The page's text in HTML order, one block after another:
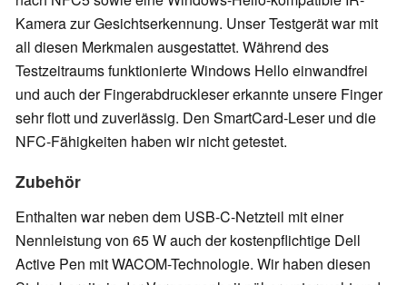
Kamera zur Gesichtserkennung. Unser Testgerät war mit
all diesen Merkmalen ausgestattet. Während des
Testzeitraums funktionierte Windows Hello einwandfrei
und auch der Fingerabdruckleser erkannte unsere Finger
sehr flott und zuverlässig. Den SmartCard-Leser und die
NFC-Fähigkeiten haben wir nicht getestet.
Zubehör
Enthalten war neben dem USB-C-Netzteil mit einer
Nennleistung von 65 W auch der kostenpflichtige Dell
Active Pen mit WACOM-Technologie. Wir haben diesen